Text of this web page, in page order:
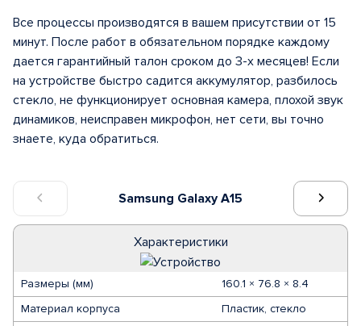
Samsung Galaxy A15
Характеристики
Размеры (мм)
160.1 × 76.8 × 8.4
Материал корпуса
Пластик, стекло
Все процессы производятся в вашем присутствии от 15
минут. После работ в обязательном порядке каждому
дается гарантийный талон сроком до 3-х месяцев! Если
на устройстве быстро садится аккумулятор, разбилось
стекло, не функционирует основная камера, плохой звук
динамиков, неисправен микрофон, нет сети, вы точно
знаете, куда обратиться.